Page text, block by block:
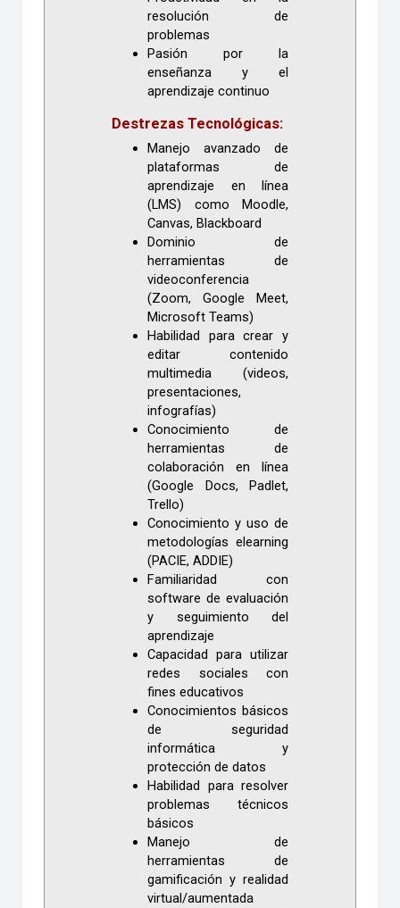
resolución de
problemas
Pasión por la
enseñanza y el
aprendizaje continuo
Destrezas Tecnológicas:
Manejo avanzado de
plataformas de
aprendizaje en línea
(LMS) como Moodle,
Canvas, Blackboard
Dominio de
herramientas de
videoconferencia
(Zoom, Google Meet,
Microsoft Teams)
Habilidad para crear y
editar contenido
multimedia (videos,
presentaciones,
infografías)
Conocimiento de
herramientas de
colaboración en línea
(Google Docs, Padlet,
Trello)
Conocimiento y uso de
metodologías elearning
(PACIE, ADDIE)
Familiaridad con
software de evaluación
y seguimiento del
aprendizaje
Capacidad para utilizar
redes sociales con
fines educativos
Conocimientos básicos
de seguridad
informática y
protección de datos
Habilidad para resolver
problemas técnicos
básicos
Manejo de
herramientas de
gamificación y realidad
virtual/aumentada